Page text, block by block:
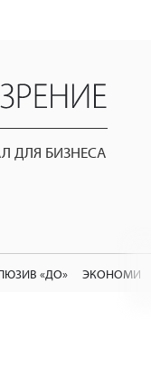
ДЛЯ БИЗНЕСА
«ДО»